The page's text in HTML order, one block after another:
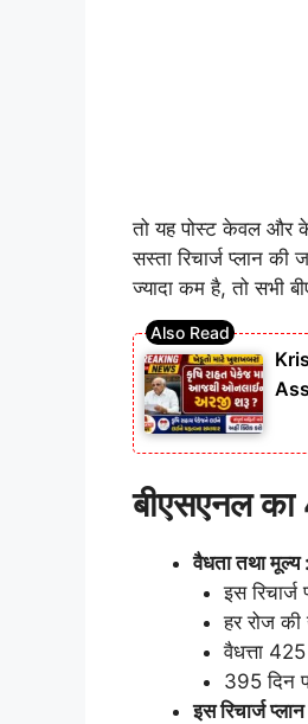
तो यह पोस्ट केवल और
सस्ता रिचार्ज प्लान
ज्यादा कम है, तो सभी
बीएसएनल का
वैधता तथा मूल्य :
इस
हर रोज
वैधत्ता
395 दिन
इस रिचार्ज